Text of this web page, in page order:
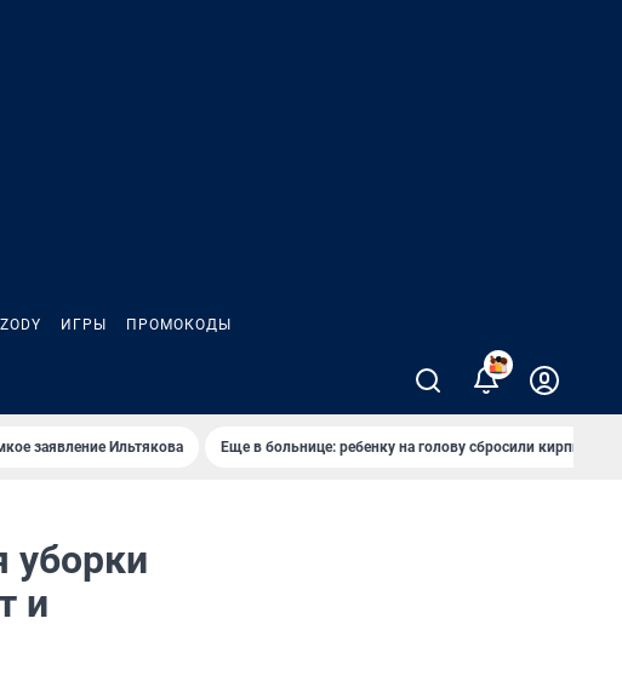
ZODY ИГРЫ ПРОМОКОДЫ
заявление Ильтякова Еще в больнице: ребенку на голову сбросили кирпич
уборки
и